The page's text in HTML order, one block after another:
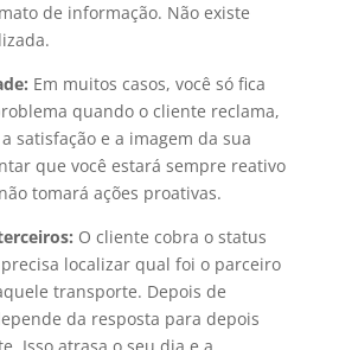
de informação. Não existe
Em muitos casos, você só fica
quando o cliente reclama,
satisfação e a imagem da sua
que você estará sempre reativo
tomará ações proativas.
O cliente cobra o status
localizar qual foi o parceiro
transporte. Depois de
da resposta para depois